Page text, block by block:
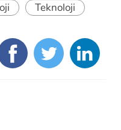
Teknoloji